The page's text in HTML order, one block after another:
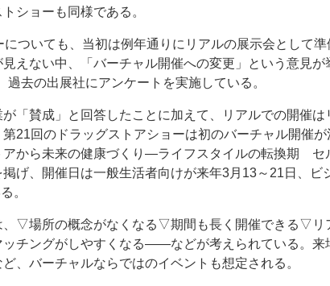
ショーも同様である。
ついても、当初は例年通りにリアルの展示会として準
えない中、「バーチャル開催への変更」という意見が
去の出展社にアンケートを実施している。
「賛成」と回答したことに加えて、リアルでの開催は
21回のドラッグストアショーは初のバーチャル開催が
アから未来の健康づくり―ライフスタイルの転換期 セ
げ、開催日は一般生活者向けが来年3月13～21日、ビ
。
▽場所の概念がなくなる▽期間も長く開催できる▽リ
チングがしやすくなる――などが考えられている。来
、バーチャルならではのイベントも想定される。